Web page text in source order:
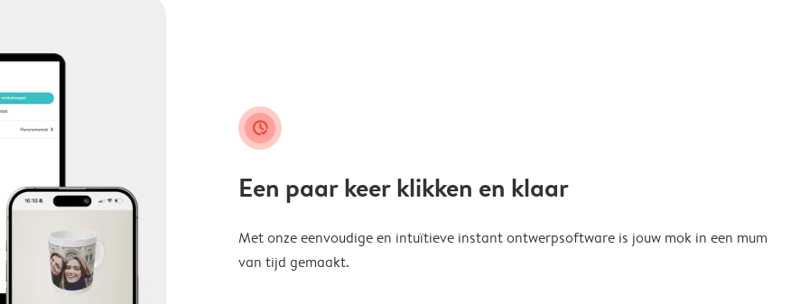
clock_check
Een paar keer klikken en klaar
Met onze eenvoudige en intuïtieve instant ontwerpsoftware is jouw mok in een mum
van tijd gemaakt.